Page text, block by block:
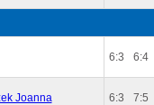
6:3 6:4
Joanna 6:3 7:5